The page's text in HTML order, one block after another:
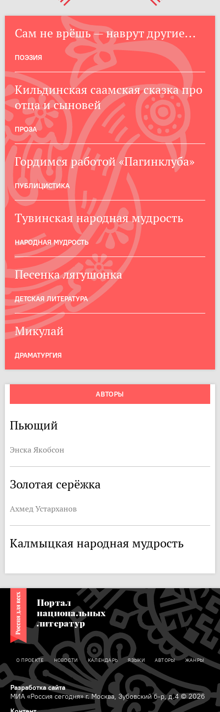
Сам не врёшь — наврут другие...
ПОЭЗИЯ
Кильдинская саамская сказка про
отца и сыновей
ПРОЗА
Гордимся работой «Пагинклуба»
ПУБЛИЦИСТИКА
Тувинская народная мудрость
НАРОДНАЯ МУДРОСТЬ
Песенка лягушонка
ДЕТСКАЯ ЛИТЕРАТУРА
Микулай
ДРАМАТУРГИЯ
АВТОРЫ
Пьющий
Энска Якобсон
Золотая серёжка
Ахмед Устарханов
Калмыцкая народная мудрость
Портал
национальных
литератур
О ПРОЕКТЕ НОВОСТИ КАЛЕНДАРЬ ЯЗЫКИ АВТОРЫ ЖАНРЫ
Разработка сайта
МИА «Россия сегодня» г. Москва, Зубовский б-р, д.4 © 2026